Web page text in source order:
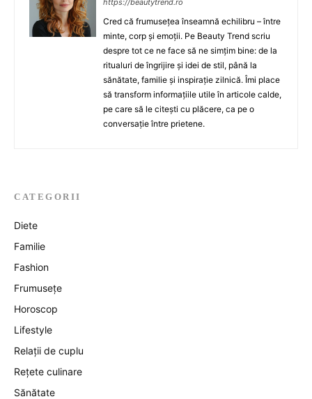
https://beautytrend.ro
Cred că frumusețea înseamnă echilibru – între
minte, corp și emoții. Pe Beauty Trend scriu
despre tot ce ne face să ne simțim bine: de la
ritualuri de îngrijire și idei de stil, până la
sănătate, familie și inspirație zilnică. Îmi place
să transform informațiile utile în articole calde,
pe care să le citești cu plăcere, ca pe o
conversație între prietene.
CATEGORII
Diete
Familie
Fashion
Frumusețe
Horoscop
Lifestyle
Relații de cuplu
Rețete culinare
Sănătate